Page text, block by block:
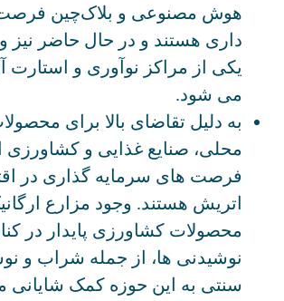
هوش مصنوعی و بلاک‌چین فرصت
داری هستند و در حال حاضر نیز
یکی از مراکز نوآوری و استارت
می ‌شود.
به دلیل تقاضای بالا برای
محلی، صنایع غذایی و کشاورزی
فرصت های سرمایه گذاری در
اتریش هستند. وجود مزارع
محصولات کشاورزی پایدار در
نوشیدنی‌ ها، از جمله شراب و
سنتی به این حوزه کمک شایانی